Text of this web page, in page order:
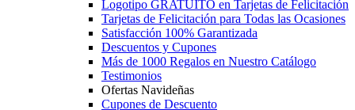
Logotipo GRATUITO en Tarjetas de Felicitación
Tarjetas de Felicitación para Todas las Ocasiones
Satisfacción 100% Garantizada
Descuentos y Cupones
Más de 1000 Regalos en Nuestro Catálogo
Testimonios
Ofertas Navideñas
Cupones de Descuento